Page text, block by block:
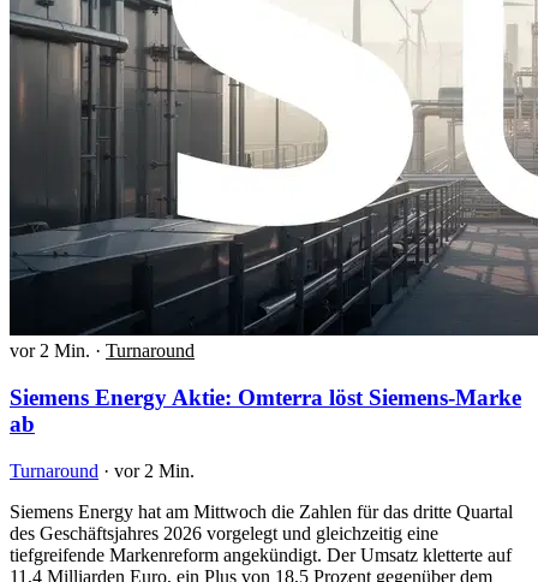
vor 2 Min. · Turnaround
Siemens Energy Aktie: Omterra löst Siemens-Marke
ab
Turnaround · vor 2 Min.
Siemens Energy hat am Mittwoch die Zahlen für das dritte Quartal
des Geschäftsjahres 2026 vorgelegt und gleichzeitig eine
tiefgreifende Markenreform angekündigt. Der Umsatz kletterte auf
11,4 Milliarden Euro, ein Plus von 18,5 Prozent gegenüber dem